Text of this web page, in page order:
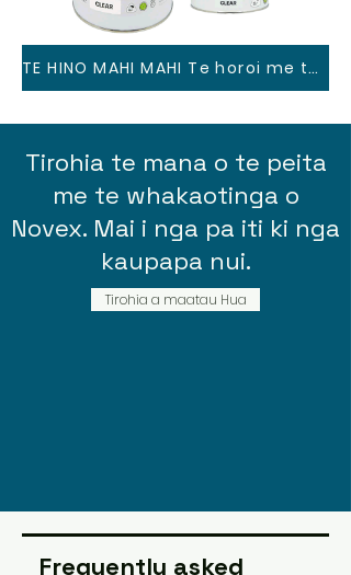
TE HINO MAHI MAHI Te horoi me te angiangi
Tirohia te mana o te peita
me te whakaotinga o
Novex. Mai i nga pa iti ki nga
kaupapa nui.
Tirohia a maatau Hua
Frequently asked